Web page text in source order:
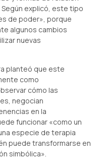
explicó, este tipo
de poder», porque
algunos cambios
nuevas
planteó que este
como
cómo las
negocian
en la
funcionar «como un
especie de terapia
puede transformarse en
simbólica».